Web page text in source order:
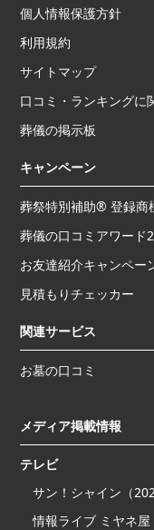
個人情報保護方針
利用規約
サイトマップ
口コミ・ランキングに
葬儀の掲示板
キャンペーン
葬祭特別補助® 登録商
葬儀の口コミアワード
お友達紹介キャンペー
見積もりチェッカー
関連サービス
お墓の口コミ
メディア掲載情報
テレビ
サン！シャイン（
情報ライブ ミヤネ屋